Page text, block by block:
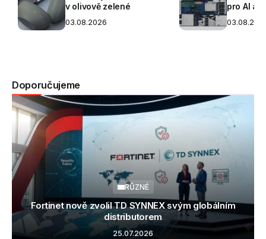
pro AI a inženýrství
03.08.2026
Doporučujeme
RŮZNÉ
Fortinet nově zvolil TD SYNNEX svým globálním
distributorem
25.07.2026